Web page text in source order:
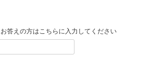
答えの方はこちらに入力してください